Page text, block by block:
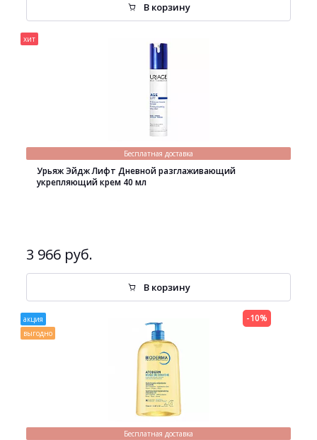
В корзину
хит
Бесплатная доставка
Урьяж Эйдж Лифт Дневной разглаживающий
укрепляющий крем 40 мл
3 966 руб.
В корзину
акция
выгодно
Бесплатная доставка
-10%